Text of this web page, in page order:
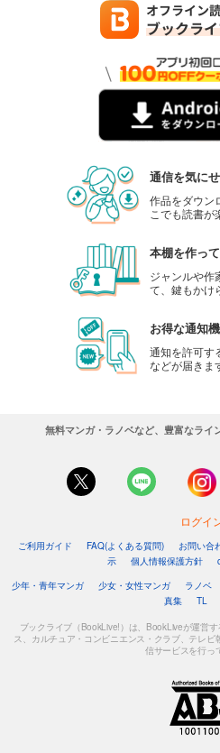
通信を気に
作品をダウン
こでも読書が
本棚を作っ
ジャンルや作
て、鍵もかけ
お得な通知機
通知を許可す
などが届きま
無料マンガ・ラノベなど、豊富なライ
ログイ
ご利用ガイド FAQ(よくある質問) お問い合
示
個人情報保護方針
少年・青年マンガ
少女・女性マンガ ラノベ
真集
TL
ブックライブ（BookLive!）は、BookLiveが運営
ス、カルチュア・コンビニエンス・クラブ、テレ
信サービスを行っ